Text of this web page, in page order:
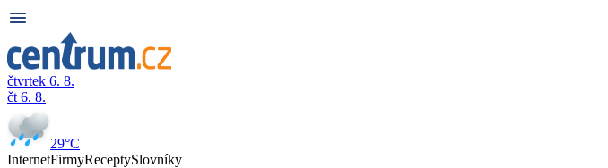
čtvrtek 6. 8.
čt 6. 8.
29°C
InternetFirmyReceptySlovníky